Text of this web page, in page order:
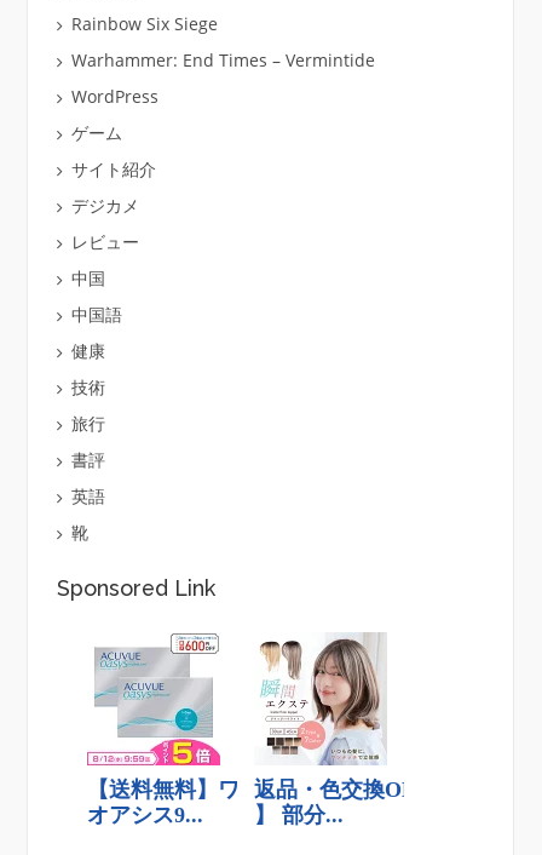
Rainbow Six Siege
Warhammer: End Times – Vermintide
WordPress
ゲーム
サイト紹介
デジカメ
レビュー
中国
中国語
健康
技術
旅行
書評
英語
靴
Sponsored Link